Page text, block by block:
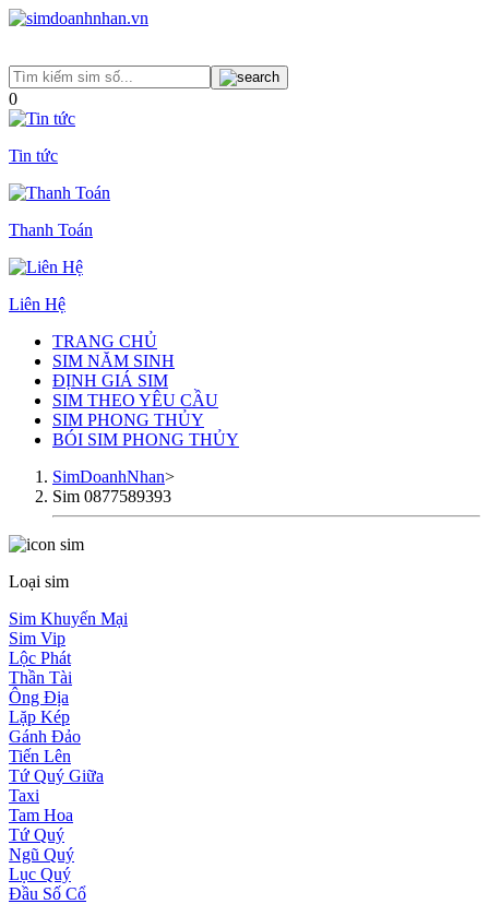
0
Tin tức
Thanh Toán
Liên Hệ
TRANG CHỦ
SIM NĂM SINH
ĐỊNH GIÁ SIM
SIM THEO YÊU CẦU
SIM PHONG THỦY
BÓI SIM PHONG THỦY
SimDoanhNhan>
Sim 0877589393
Loại sim
Sim Khuyến Mại
Sim Vip
Lộc Phát
Thần Tài
Ông Địa
Lặp Kép
Gánh Đảo
Tiến Lên
Tứ Quý Giữa
Taxi
Tam Hoa
Tứ Quý
Ngũ Quý
Lục Quý
Đầu Số Cổ